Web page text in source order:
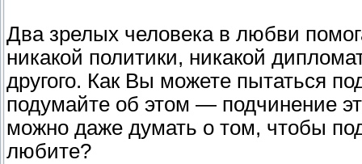
Два зрелых человека в любви
никакой политики, никакой
другого. Как Вы можете пытаться
подумайте об этом — подчинение
можно даже думать о том, чтобы
любите?